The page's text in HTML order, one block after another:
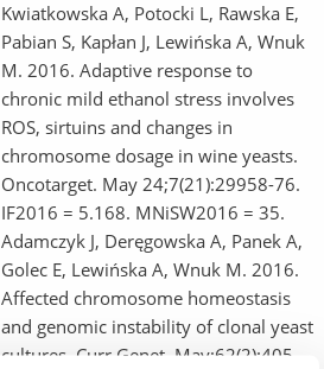
Kwiatkowska A, Potocki L, Rawska E,
Pabian S, Kapłan J, Lewińska A, Wnuk
M. 2016. Adaptive response to
chronic mild ethanol stress involves
ROS, sirtuins and changes in
chromosome dosage in wine yeasts.
Oncotarget. May 24;7(21):29958-76.
IF2016 = 5.168. MNiSW2016 = 35.
Adamczyk J, Deręgowska A, Panek A,
Golec E, Lewińska A, Wnuk M. 2016.
Affected chromosome homeostasis
and genomic instability of clonal yeast
cultures. Curr Genet. May;62(2):405-